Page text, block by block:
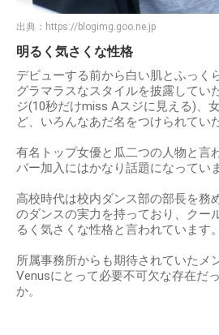
出典： https://blogimg.goo.ne.jp
明るく気さくな性格
デビューする前から白い肌とふっく
グラマラスなスタイルを披露してい
ジ(10秒だけmiss Aスジに見える)、
ど、いろんなあだ名をつけられてい
有名トップ女優と瓜二つの人物と言
バー加入にはかなり話題になってい
高校時代は校内ダンス部の部長を務
のダンスの実力を持っており、クー
るく気さくな性格と言われています。
所属事務所からも期待されていたメ
Venusにとって必要不可欠な存在だ
か。